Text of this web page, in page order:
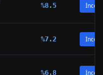
%8.5 İncele
%7.2 İncele
%6.8 İncele